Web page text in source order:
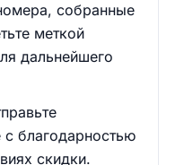
собранные
меткой
дальнейшего
благодарностью
скидки.